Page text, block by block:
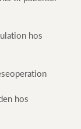
hos
hos